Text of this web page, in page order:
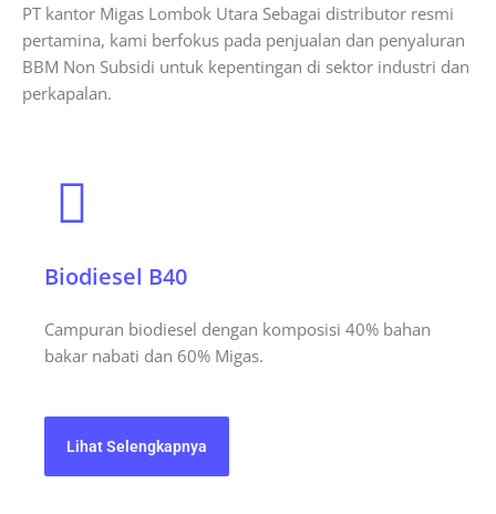
PT kantor Migas Lombok Utara Sebagai distributor resmi
pertamina, kami berfokus pada penjualan dan penyaluran
BBM Non Subsidi untuk kepentingan di sektor industri dan
perkapalan.
Biodiesel B40
Campuran biodiesel dengan komposisi 40% bahan
bakar nabati dan 60% Migas.
Lihat Selengkapnya